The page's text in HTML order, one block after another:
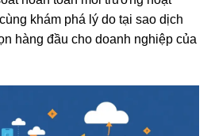
khám phá lý do tại sao dịch
hàng đầu cho doanh nghiệp của